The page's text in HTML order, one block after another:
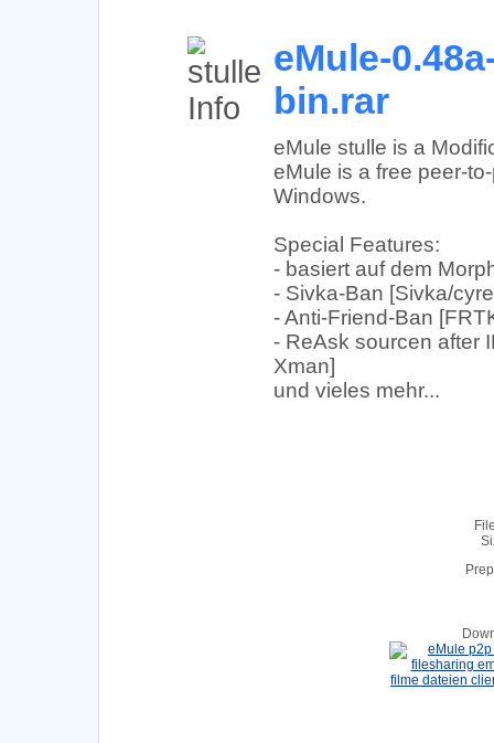
eMule-
bin.rar
eMule stulle is a
eMule is a free peer-
Windows.
Special Features:
- basiert auf dem
- Sivka-Ban [Sivka/
- Anti-Friend-Ban
- ReAsk sourcen after
Xman]
und vieles mehr...